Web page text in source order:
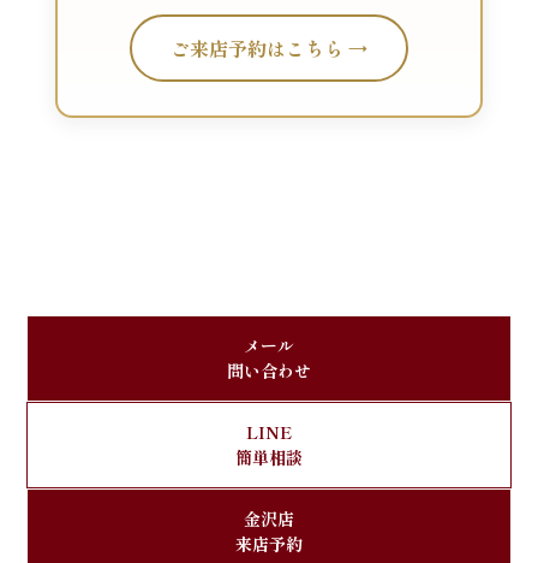
ご来店予約はこちら →
メール
問い合わせ
LINE
簡単相談
金沢店
来店予約